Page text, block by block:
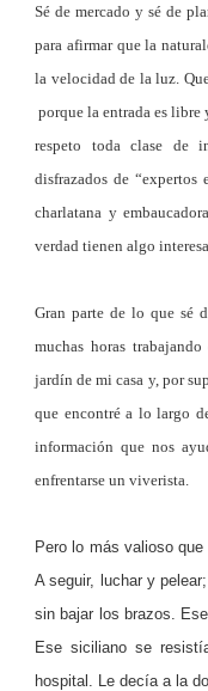
Sé de mercado y sé de
para afirmar que la
la velocidad de la luz.
porque la entrada es libre
respeto toda clase de
disfrazados de “expertos
charlatana y
verdad tienen algo
Gran parte de lo que sé
muchas horas
jardín de mi casa y, por
que encontré a lo largo
información que nos
enfrentarse un viverista.
Pero lo más valioso
A seguir, luchar y pelear;
sin bajar los brazos.
Ese siciliano se
hospital. Le decía a la